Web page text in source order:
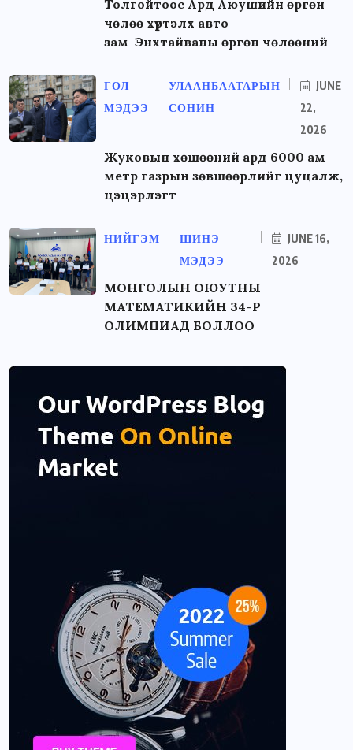
Толгойтоос Ард Аюушийн өргөн
чөлөө хүртэлх авто
зам Энхтайваны өргөн чөлөөний
ГОЛ
МЭДЭЭ
УЛААНБААТАРЫН
СОНИН
JUNE
22,
2026
Жуковын хөшөөний ард 6000 ам
метр газрын зөвшөөрлийг цуцалж,
цэцэрлэгт
НИЙГЭМ
ШИНЭ
МЭДЭЭ
JUNE 16,
2026
МОНГОЛЫН ОЮУТНЫ
МАТЕМАТИКИЙН 34-Р
ОЛИМПИАД БОЛЛОО